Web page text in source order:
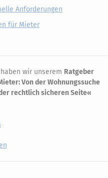
Anforderungen
für Mieter
wir unserem Ratgeber
Von der Wohnungssuche
rechtlich sicheren Seite«